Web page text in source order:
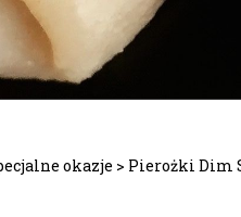
okazje > Pierożki Dim